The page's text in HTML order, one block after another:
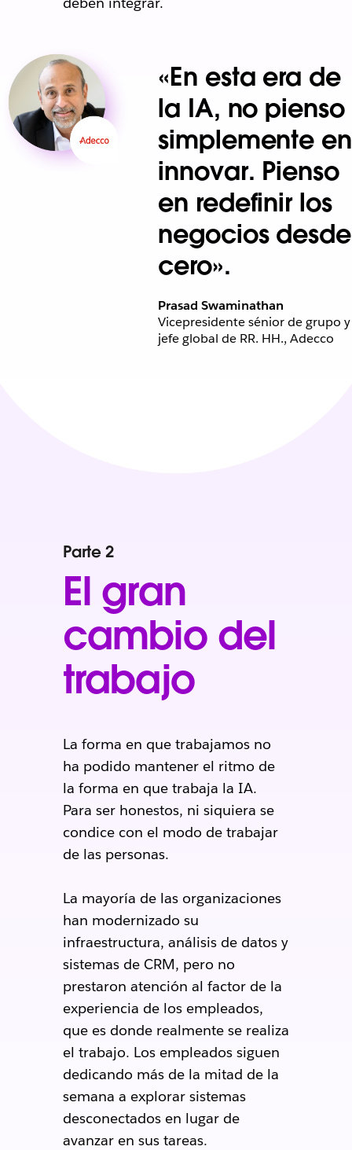
«En esta era de
la IA, no pienso
simplemente en
innovar. Pienso
en redefinir los
negocios desde
cero».
Prasad Swaminathan
Vicepresidente sénior de grupo y
jefe global de RR. HH., Adecco
Parte 2
El gran
cambio del
trabajo
La forma en que trabajamos no
ha podido mantener el ritmo de
la forma en que trabaja la IA.
Para ser honestos, ni siquiera se
condice con el modo de trabajar
de las personas.
La mayoría de las organizaciones
han modernizado su
infraestructura, análisis de datos y
sistemas de CRM, pero no
prestaron atención al factor de la
experiencia de los empleados,
que es donde realmente se realiza
el trabajo. Los empleados siguen
dedicando más de la mitad de la
semana a explorar sistemas
desconectados en lugar de
avanzar en sus tareas.